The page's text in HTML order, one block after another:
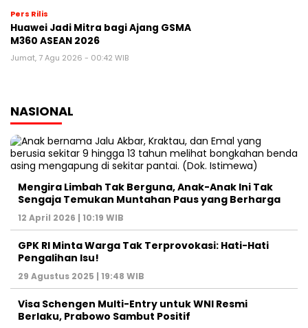
Pers Rilis
Huawei Jadi Mitra bagi Ajang GSMA
M360 ASEAN 2026
Jumat, 7 Agu 2026 - 00:42 WIB
NASIONAL
Mengira Limbah Tak Berguna, Anak-Anak Ini Tak
Sengaja Temukan Muntahan Paus yang Berharga
12 April 2026 | 10:19 WIB
GPK RI Minta Warga Tak Terprovokasi: Hati-Hati
Pengalihan Isu!
29 Agustus 2025 | 19:48 WIB
Visa Schengen Multi-Entry untuk WNI Resmi
Berlaku, Prabowo Sambut Positif